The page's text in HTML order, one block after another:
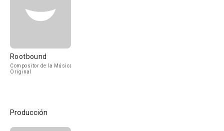
Rootbound
Compositor de la Música
Original
Producción